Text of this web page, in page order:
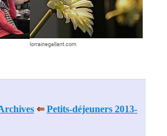
lorrainegallant.com
⇐Petits-déjeuners 2013-